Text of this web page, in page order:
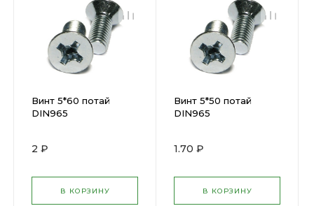
Винт 5*60 потай
DIN965
2 ₽
В КОРЗИНУ
Винт 5*50 потай
DIN965
1.70 ₽
В КОРЗИНУ